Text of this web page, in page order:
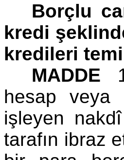
Borçlu
kredi
kredileri
MADDE
hesap veya
işleyen
tarafın ibraz